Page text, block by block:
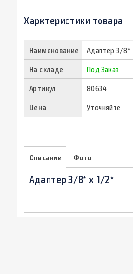
Харктеристики товара
Наименование Адаптер 3/8*
На складе Под Заказ
Артикул 80634
Цена Уточняйте
Описание Фото
Адаптер 3/8* х 1/2*